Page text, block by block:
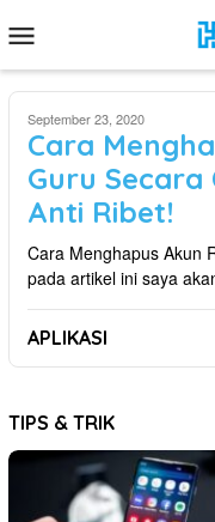
to
Menu
September 23, 2020
Cara
Guru
Anti Ribet!
Cara Menghapus Akun
pada artikel ini saya
APLIKASI
TIPS & TRIK